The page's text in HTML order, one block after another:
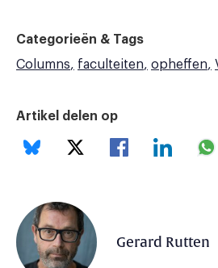
Categorieën & Tags
Columns
faculteiten opheffen
Artikel delen op
Gerard Rutten